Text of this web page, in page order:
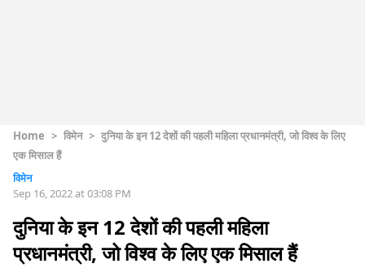
Home > विमेन > दुनिया के इन 12 देशों की पहली महिला प्रधानमंत्री, जो विश्व के लिए
एक मिसाल हैं
विमेन
Sep 16, 2022 at 03:08 PM
दुनिया के इन 12 देशों की पहली महिला
प्रधानमंत्री, जो विश्व के लिए एक मिसाल हैं